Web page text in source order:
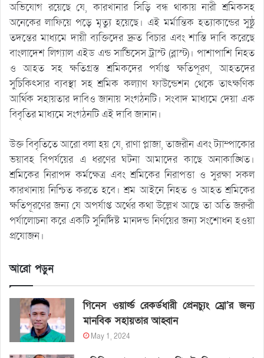
অভিযোগ রয়েছে যে, কারখানার সিড়ি বন্ধ থাকায় নারী শ্রমিকসহ
অনেকের লাফিয়ে পড়ে মৃত্যু হয়েছে। এই মর্মান্তিক হত্যাকান্ডের সুষ্ঠু
তদন্তের মাধ্যমে দায়ী ব্যক্তিদের দ্রুত বিচার এবং শাস্তি দাবি করেছে
বাংলাদেশ লিগ্যাল এইড এন্ড সার্ভিসেস ট্রাস্ট (ব্লাস্ট)। পাশাপাশি নিহত
ও আহত সহ ক্ষতিগ্রস্ত শ্রমিকদের পর্যাপ্ত ক্ষতিপূরণ, আহতদের
সুচিকিৎসার ব্যবস্থা সহ শ্রমিক কল্যাণ ফাউন্ডেশন থেকে তাৎক্ষণিক
আর্থিক সহায়তার দাবিও জানায় সংগঠনটি। সংবাদ মাধ্যমে দেয়া এক
বিবৃতির মাধ্যমে সংগঠনটি এই দাবি জানান।
উক্ত বিবৃতিতে আরো বলা হয় যে, রাণা প্লাজা, তাজরীন এবং ট্যাম্পাকোর
ভয়াবহ বিপর্যয়ের এ ধরণের ঘটনা আমাদের কাছে অনাকাঙ্খিত।
শ্রমিকের নিরাপদ কর্মক্ষেত্র এবং শ্রমিকের নিরাপত্তা ও সুরক্ষা সকল
কারখানায় নিশ্চিত করতে হবে। শ্রম আইনে নিহত ও আহত শ্রমিকের
ক্ষতিপূরণের জন্য যে অপর্যাপ্ত অর্থের কথা উল্লেখ আছে তা অতি জরুরী
পর্যালোচনা করে একটি সুনির্দিষ্ট মানদন্ড নির্ণয়ের জন্য সংশোধন হওয়া
প্রযোজন।
আরো পড়ুন
গিনেস ওয়ার্ল্ড রেকর্ডধারী প্রেনচ্যুং ম্রো’র জন্য
মানবিক সহায়তার আহ্বান
May 1, 2024